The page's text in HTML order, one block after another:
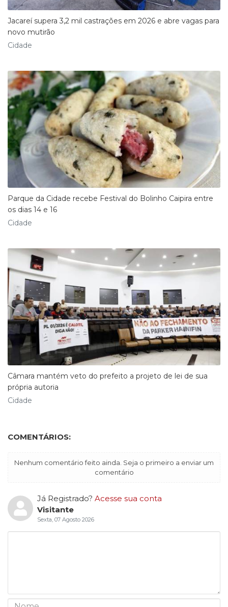
Jacareí supera 3,2 mil castrações em 2026 e abre vagas para
novo mutirão
Cidade
Parque da Cidade recebe Festival do Bolinho Caipira entre
os dias 14 e 16
Cidade
Câmara mantém veto do prefeito a projeto de lei de sua
própria autoria
Cidade
COMENTÁRIOS:
Nenhum comentário feito ainda. Seja o primeiro a enviar um
comentário
Já Registrado? Acesse sua conta
Visitante
Sexta, 07 Agosto 2026